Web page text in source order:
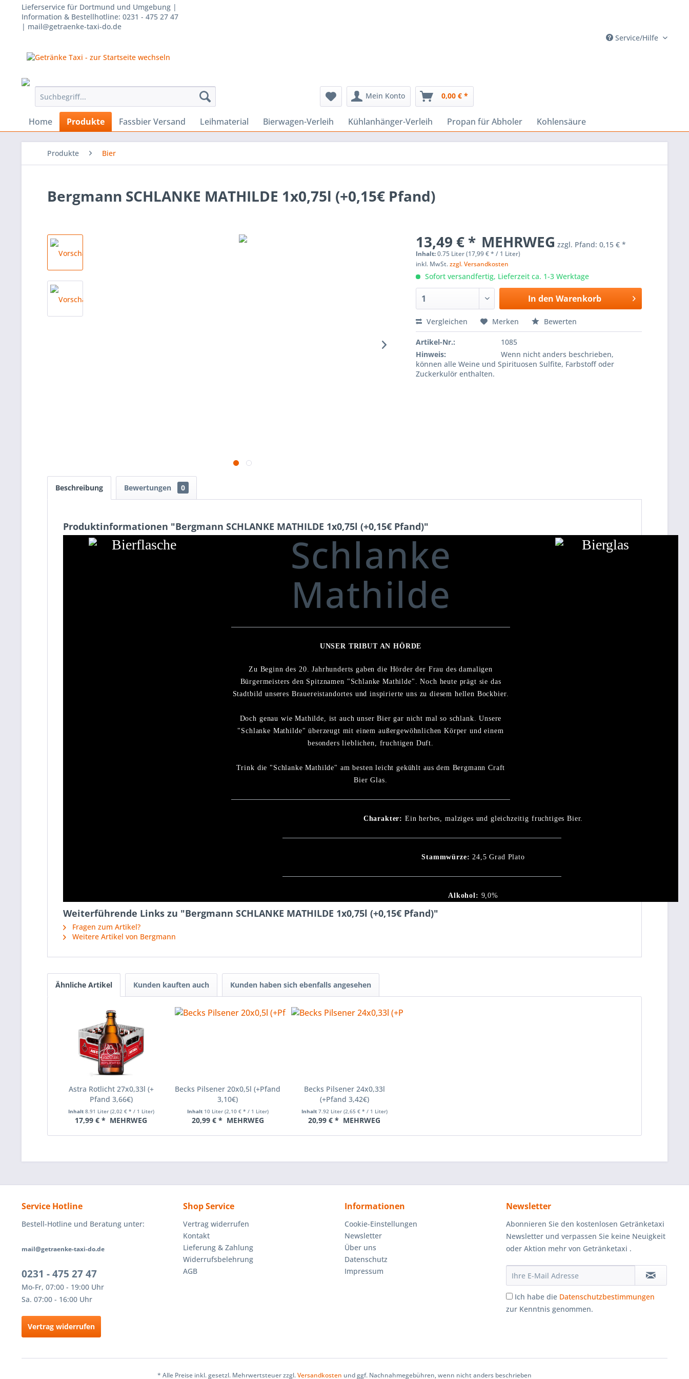
Lieferservice für Dortmund und Umgebung |
Information & Bestellhotline: 0231 - 475 27 47
| mail@getraenke-taxi-do.de
Service/Hilfe
Mein Konto 0,00 € *
Home Produkte Fassbier Versand Leihmaterial Bierwagen-Verleih Kühlanhänger-Verleih Propan für Abholer Kohlensäure
Produkte Bier
Bergmann SCHLANKE MATHILDE 1x0,75l (+0,15€ Pfand)
13,49 € * MEHRWEG zzgl. Pfand: 0,15 € *
Inhalt:0.75 Liter (17,99 € * / 1 Liter)
inkl. MwSt.zzgl. Versandkosten
Sofort versandfertig, Lieferzeit ca. 1-3 Werktage
In den Warenkorb
Vergleichen Merken Bewerten
Artikel-Nr.:
1085
Hinweis:
Wenn nicht anders beschrieben,
können alle Weine und Spirituosen Sulfite, Farbstoff oder
Zuckerkulör enthalten.
Beschreibung Bewertungen 0
Produktinformationen "Bergmann SCHLANKE MATHILDE 1x0,75l (+0,15€ Pfand)"
Schlanke
Mathilde
UNSER TRIBUT AN HÖRDE
Zu Beginn des 20. Jahrhunderts gaben die Hörder der Frau des damaligen
Bürgermeisters den Spitznamen "Schlanke Mathilde". Noch heute prägt sie das
Stadtbild unseres Brauereistandortes und inspirierte uns zu diesem hellen Bockbier.
Doch genau wie Mathilde, ist auch unser Bier gar nicht mal so schlank. Unsere
"Schlanke Mathilde" überzeugt mit einem außergewöhnlichen Körper und einem
besonders lieblichen, fruchtigen Duft.
Trink die "Schlanke Mathilde" am besten leicht gekühlt aus dem Bergmann Craft
Bier Glas.
Charakter: Ein herbes, malziges und gleichzeitig fruchtiges Bier.
Stammwürze:24,5 Grad Plato
Alkohol: 9,0%
Weiterführende Links zu "Bergmann SCHLANKE MATHILDE 1x0,75l (+0,15€ Pfand)"
Fragen zum Artikel?
Weitere Artikel von Bergmann
Ähnliche Artikel Kunden kauften auch Kunden haben sich ebenfalls angesehen
Astra Rotlicht 27x0,33l (+
Pfand 3,66€)
Inhalt 8.91 Liter (2,02 € * / 1 Liter)
17,99 € * MEHRWEG
Becks Pilsener 20x0,5l (+Pfand
3,10€)
Inhalt 10 Liter (2,10 € * / 1 Liter)
20,99 € * MEHRWEG
Becks Pilsener 24x0,33l
(+Pfand 3,42€)
Inhalt 7.92 Liter (2,65 € * / 1 Liter)
20,99 € * MEHRWEG
Service Hotline
Bestell-Hotline und Beratung unter:
mail@getraenke-taxi-do.de
0231 - 475 27 47
Mo-Fr, 07:00 - 19:00 Uhr
Sa. 07:00 - 16:00 Uhr
Vertrag widerrufen
Shop Service
Vertrag widerrufen
Kontakt
Lieferung & Zahlung
Widerrufsbelehrung
AGB
Informationen
Cookie-Einstellungen
Newsletter
Über uns
Datenschutz
Impressum
Newsletter
Abonnieren Sie den kostenlosen Getränketaxi
Newsletter und verpassen Sie keine Neuigkeit
oder Aktion mehr von Getränketaxi .
Ich habe die Datenschutzbestimmungen
zur Kenntnis genommen.
* Alle Preise inkl. gesetzl. Mehrwertsteuer zzgl.Versandkosten und ggf. Nachnahmegebühren, wenn nicht anders beschrieben